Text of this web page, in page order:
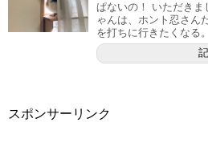
ぱないの！ いただきま
ゃんは、ホント忍さん
を打ちに行きたくなる
スポンサーリンク